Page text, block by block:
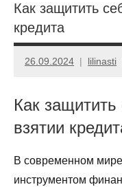
Как защитить
кредита
26.09.2024 lilinasti
Как защитить
взятии
В современном
инструментом